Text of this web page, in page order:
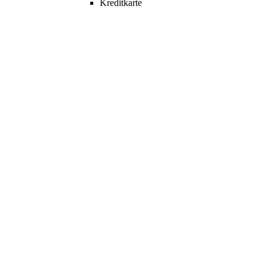
Kreditkarte